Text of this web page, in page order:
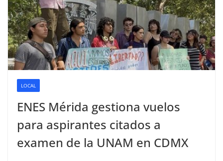
LOCAL
ENES Mérida gestiona vuelos
para aspirantes citados a
examen de la UNAM en CDMX